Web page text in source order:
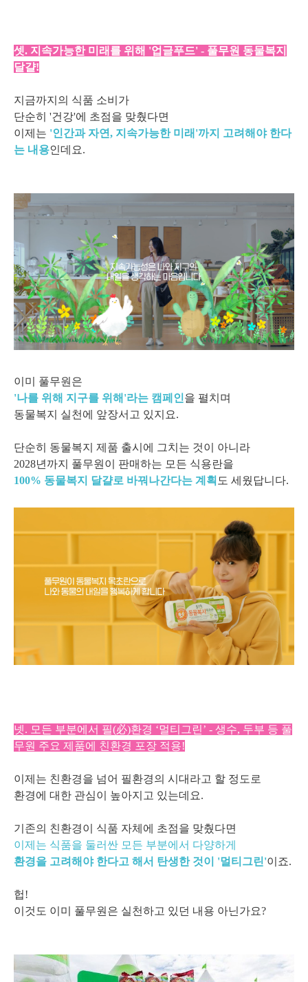
셋. 지속가능한 미래를 위해 '업글푸드' - 풀무원 동물복지
달걀!
지금까지의 식품 소비가
단순히 '건강'에 초점을 맞췄다면
이제는 '인간과 자연, 지속가능한 미래'까지 고려해야 한다
는 내용인데요.
이미 풀무원은
'나를 위해 지구를 위해'라는 캠페인을 펼치며
동물복지 실천에 앞장서고 있지요.
단순히 동물복지 제품 출시에 그치는 것이 아니라
2028년까지 풀무원이 판매하는 모든 식용란을
100% 동물복지 달걀로 바꿔나간다는 계획 도 세웠답니다.
넷. 모든 부분에서 필(必)환경 ‘멀티그린’ - 생수, 두부 등 풀
무원 주요 제품에 친환경 포장 적용!
이제는 친환경을 넘어 필환경의 시대라고 할 정도로
환경에 대한 관심이 높아지고 있는데요.
기존의 친환경이 식품 자체에 초점을 맞췄다면
이제는 식품을 둘러싼 모든 부분에서 다양하게
환경을 고려해야 한다고 해서 탄생한 것이 '멀티그린'이죠.
헙!
이것도 이미 풀무원은 실천하고 있던 내용 아닌가요?